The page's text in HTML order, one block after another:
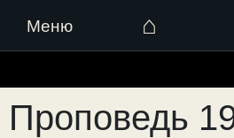
Меню ⌂
к
содержимому
Проповедь